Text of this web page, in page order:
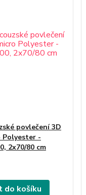
povlečení 3D
Polyester -
2x70/80 cm
do košíku